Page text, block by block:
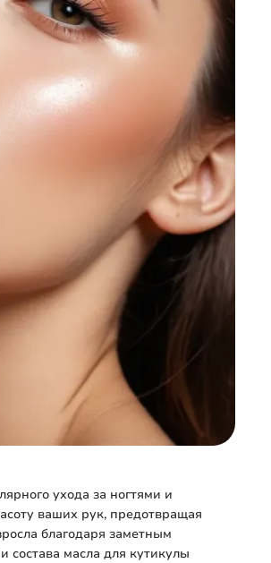
ухода за ногтями и
ваших рук, предотвращая
благодаря заметным
масла для кутикулы